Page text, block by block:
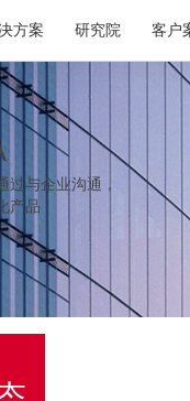
方案 研究院 客户
过与企业沟通，
产品